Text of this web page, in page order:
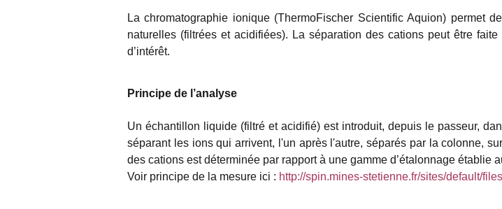
La chromatographie ionique (ThermoFischer Scientific Aquion) permet
naturelles (filtrées et acidifiées). La séparation des cations peut être
d’intérêt.
Principe de l’analyse
Un échantillon liquide (filtré et acidifié) est introduit, depuis le passeur,
séparant les ions qui arrivent, l'un après l'autre, séparés par la colonne,
des cations est déterminée par rapport à une gamme d’étalonnage établie
Voir principe de la mesure ici : http://spin.mines-stetienne.fr/sites/default/